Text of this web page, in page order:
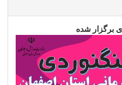
برگزار شده